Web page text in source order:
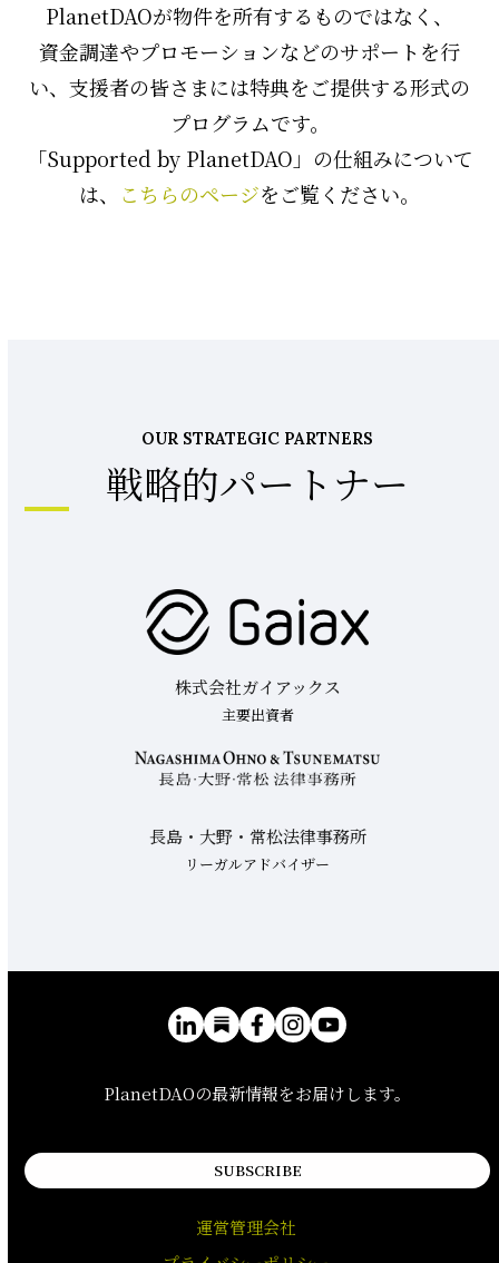
PlanetDAOが物件を所有するものではなく、
資金調達やプロモーションなどのサポートを行
い、支援者の皆さまには特典をご提供する形式の
プログラムです。
「Supported by PlanetDAO」の仕組みについて
は、
こちらのページをご覧ください。
OUR STRATEGIC PARTNERS
戦略的パートナー
株式会社ガイアックス
主要出資者
長島・大野・常松法律事務所
リーガルアドバイザー
PlanetDAOの最新情報をお届けします。
SUBSCRIBE
運営管理会社